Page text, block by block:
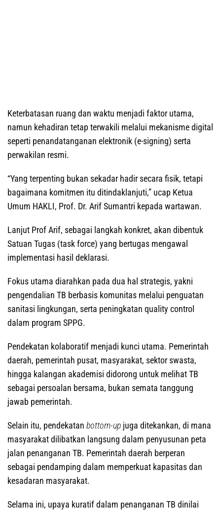
Keterbatasan ruang dan waktu menjadi faktor utama,
namun kehadiran tetap terwakili melalui mekanisme digital
seperti penandatanganan elektronik (e-signing) serta
perwakilan resmi.
“Yang terpenting bukan sekadar hadir secara fisik, tetapi
bagaimana komitmen itu ditindaklanjuti,” ucap Ketua
Umum HAKLI, Prof. Dr. Arif Sumantri kepada wartawan.
Lanjut Prof Arif, sebagai langkah konkret, akan dibentuk
Satuan Tugas (task force) yang bertugas mengawal
implementasi hasil deklarasi.
Fokus utama diarahkan pada dua hal strategis, yakni
pengendalian TB berbasis komunitas melalui penguatan
sanitasi lingkungan, serta peningkatan quality control
dalam program SPPG.
Pendekatan kolaboratif menjadi kunci utama. Pemerintah
daerah, pemerintah pusat, masyarakat, sektor swasta,
hingga kalangan akademisi didorong untuk melihat TB
sebagai persoalan bersama, bukan semata tanggung
jawab pemerintah.
Selain itu, pendekatan bottom-up juga ditekankan, di mana
masyarakat dilibatkan langsung dalam penyusunan peta
jalan penanganan TB. Pemerintah daerah berperan
sebagai pendamping dalam memperkuat kapasitas dan
kesadaran masyarakat.
Selama ini, upaya kuratif dalam penanganan TB dinilai